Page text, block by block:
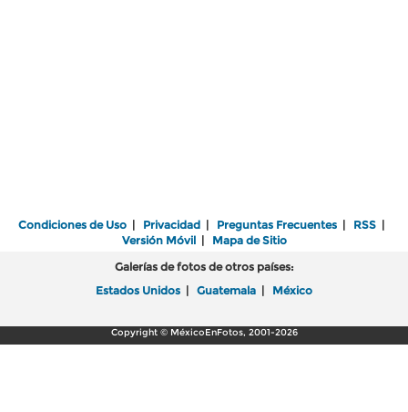
Condiciones de Uso | Privacidad | Preguntas Frecuentes | RSS |
Versión Móvil| Mapa de Sitio
Galerías de fotos de otros países:
Estados Unidos | Guatemala | México
Copyright © MéxicoEnFotos, 2001-2026